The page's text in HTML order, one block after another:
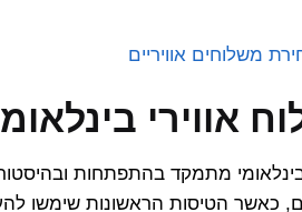
משלוחים אוויריים
אווירי
בינלאומי מתמקד בהתפתחות
הטיסות הראשונות שימשו